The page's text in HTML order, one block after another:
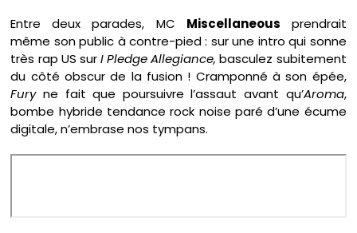
Entre deux parades, MC Miscellaneous prendrait
même son public à contre-pied : sur une intro qui sonne
très rap US surI Pledge Allegiance, basculez subitement
du côté obscur de la fusion ! Cramponné à son épée,
Furyne fait que poursuivre l’assaut avant qu’Aroma,
bombe hybride tendance rock noise paré d’une écume
digitale, n’embrase nos tympans.